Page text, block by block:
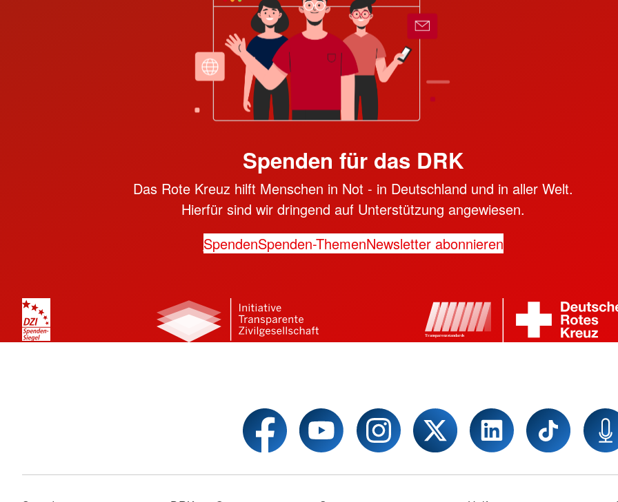
Spenden für das DRK
Das Rote Kreuz hilft Menschen in Not - in Deutschland und in aller Welt.
Hierfür sind wir dringend auf Unterstützung angewiesen.
SpendenSpenden-ThemenNewsletter abonnieren